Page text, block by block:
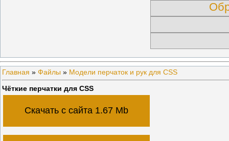
Главная » Файлы » Модели перчаток и рук для CSS
Чёткие перчатки для CSS
Скачать с сайта 1.67 Mb